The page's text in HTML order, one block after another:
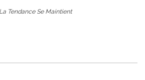
Tendance Se Maintient